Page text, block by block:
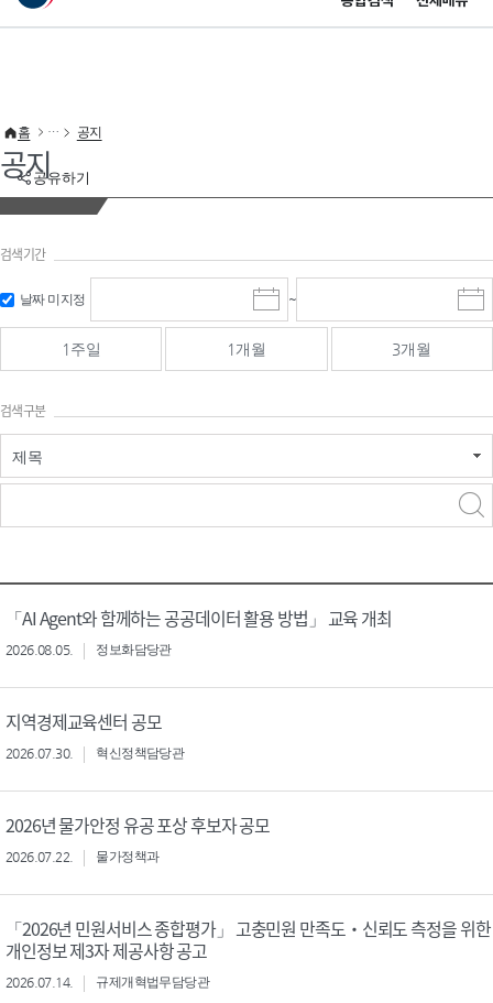
이 누리집은 대한민국 공식 전자정부 누리집입니다.
공유하기
홈 공지
공지
검색기간
날짜 미지정
시
작
일
선
~
종
료
선
1주일 1개월 3개월
검색구분
제목
「AI Agent와 함께하는 공공데이터 활용 방법」 교육 개최
2026.08.05. 정보화담당관
지역경제교육센터 공모
2026.07.30. 혁신정책담당관
2026년 물가안정 유공 포상 후보자 공모
2026.07.22. 물가정책과
「2026년 민원서비스 종합평가」 고충민원 만족도‧신뢰도 측정을 위한
개인정보 제3자 제공사항 공고
2026.07.14. 규제개혁법무담당관